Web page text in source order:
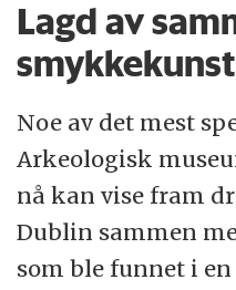
Lagd av
Noe av det mest
Arkeologisk
nå kan vise fram
Dublin sammen
som ble funnet i